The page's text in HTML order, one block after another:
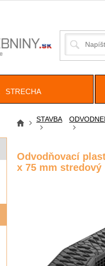
STRECHA
Domov
STAVBA
Odvodňovací
x 75 mm stredový